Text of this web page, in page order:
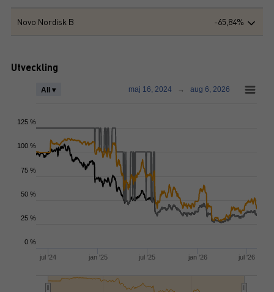
Novo Nordisk B -65,84%
Utveckling
jul '24 jan '25 jul '25 jan '26 jul '26
All ▾ maj 16, 2024 → aug 6, 2026
0 %
25 %
50 %
75 %
100 %
125 %